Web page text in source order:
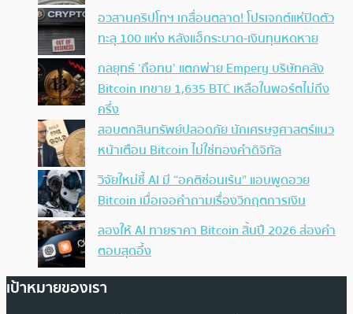
อวสานคริปโทฯ เกลื่อนตลาด! โปรเจกต์แห่ปิดตัว
ทะลุ 100 แห่ง หลังแฮ็กระบาด-เงินทุนหดหาย
กลยุทธ์ ‘ถือทน’ แตกพ่าย Empery บริษัทคลัง
Bitcoin เทขาย 1,635 BTC เหลือในพอร์ตไม่ถึง
ครึ่ง
สอบตกสินทรัพย์ปลอดภัย นักเศรษฐศาสตร์แนว
หน้าเตือน Bitcoin ไม่ใช่ทองคำดิจิทัล
วิจัยใหม่ชี้ AI มี “อคติซ่อนเร้น” แอบพูดอวย
Bitcoin เมื่อเจอคำถามเรื่องวิกฤตการเงิน
ลองให้ AI ทายราคา Bitcoin สิ้นปี 2026 ส่องคำ
ตอบสุดอึ้ง
เป้าหมายของเรา